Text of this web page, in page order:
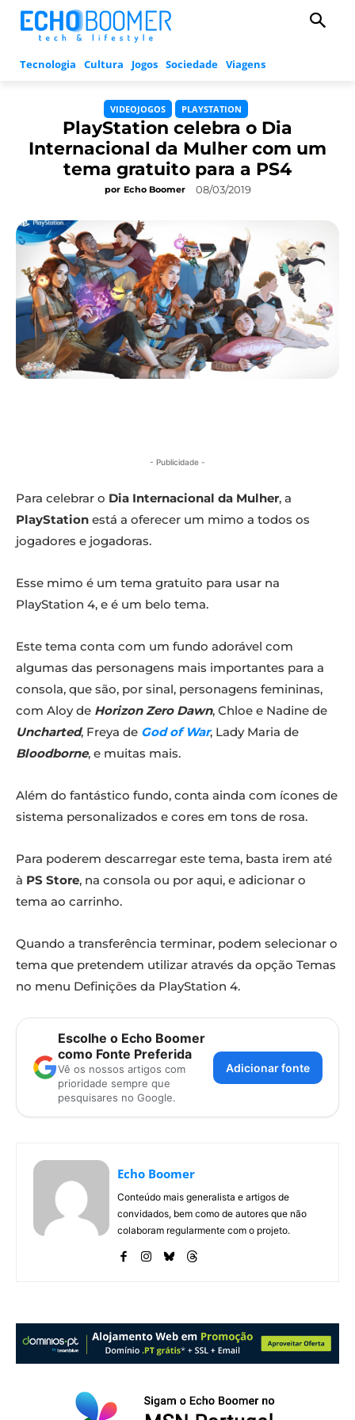
Tecnologia Cultura Jogos Sociedade Viagens
VIDEOJOGOS PLAYSTATION
PlayStation celebra o Dia
Internacional da Mulher com um
tema gratuito para a PS4
por Echo Boomer 08/03/2019
- Publicidade -
Para celebrar o Dia Internacional da Mulher, a
PlayStation está a oferecer um mimo a todos os
jogadores e jogadoras.
Esse mimo é um tema gratuito para usar na
PlayStation 4, e é um belo tema.
Este tema conta com um fundo adorável com
algumas das personagens mais importantes para a
consola, que são, por sinal, personagens femininas,
com Aloy de Horizon Zero Dawn, Chloe e Nadine de
Uncharted, Freya de God of War, Lady Maria de
Bloodborne, e muitas mais.
Além do fantástico fundo, conta ainda com ícones de
sistema personalizados e cores em tons de rosa.
Para poderem descarregar este tema, basta irem até
à PS Store, na consola ou por aqui, e adicionar o
tema ao carrinho.
Quando a transferência terminar, podem selecionar o
tema que pretendem utilizar através da opção Temas
no menu Definições da PlayStation 4.
Escolhe o Echo Boomer
como Fonte Preferida
Vê os nossos artigos com
prioridade sempre que
pesquisares no Google.
Adicionar fonte
Echo Boomer
Conteúdo mais generalista e artigos de
convidados, bem como de autores que não
colaboram regularmente com o projeto.